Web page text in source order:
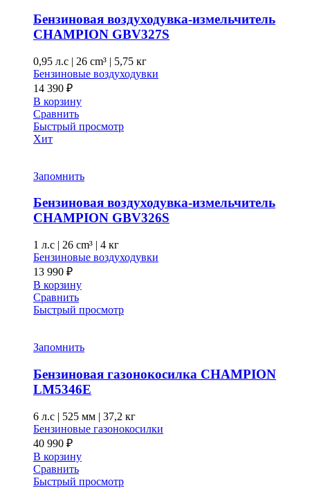
Бензиновая воздуходувка-измельчитель
CHAMPION GBV327S
0,95 л.с | 26 cm³ | 5,75 кг
Бензиновые воздуходувки
14 390 ₽
В корзину
Сравнить
Быстрый просмотр
Хит
Запомнить
Бензиновая воздуходувка-измельчитель
CHAMPION GВV326S
1 л.с | 26 cm³ | 4 кг
Бензиновые воздуходувки
13 990 ₽
В корзину
Сравнить
Быстрый просмотр
Запомнить
Бензиновая газонокосилка CHAMPION
LM5346E
6 л.с | 525 мм | 37,2 кг
Бензиновые газонокосилки
40 990 ₽
В корзину
Сравнить
Быстрый просмотр